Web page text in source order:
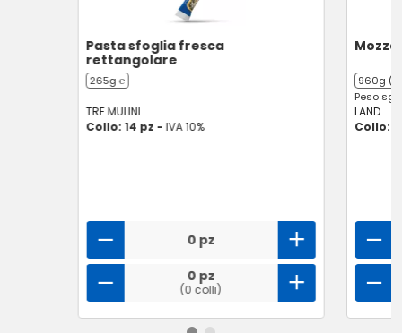
Pasta sfoglia fresca
rettangolare
265g ℮
TRE MULINI
Collo: 14 pz - IVA 10%
0 pz
0 pz
(0 colli)
960g (4
Peso
LAND
Collo: